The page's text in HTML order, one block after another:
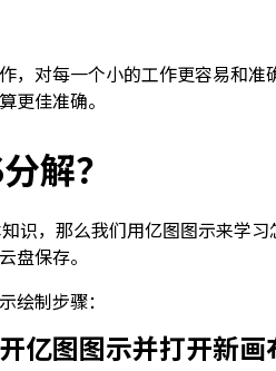
，对每一个小的工作更容易和
更佳准确。
解？
识，那么我们用亿图图示来学
盘保存。
绘制步骤：
亿图图示并打开新画